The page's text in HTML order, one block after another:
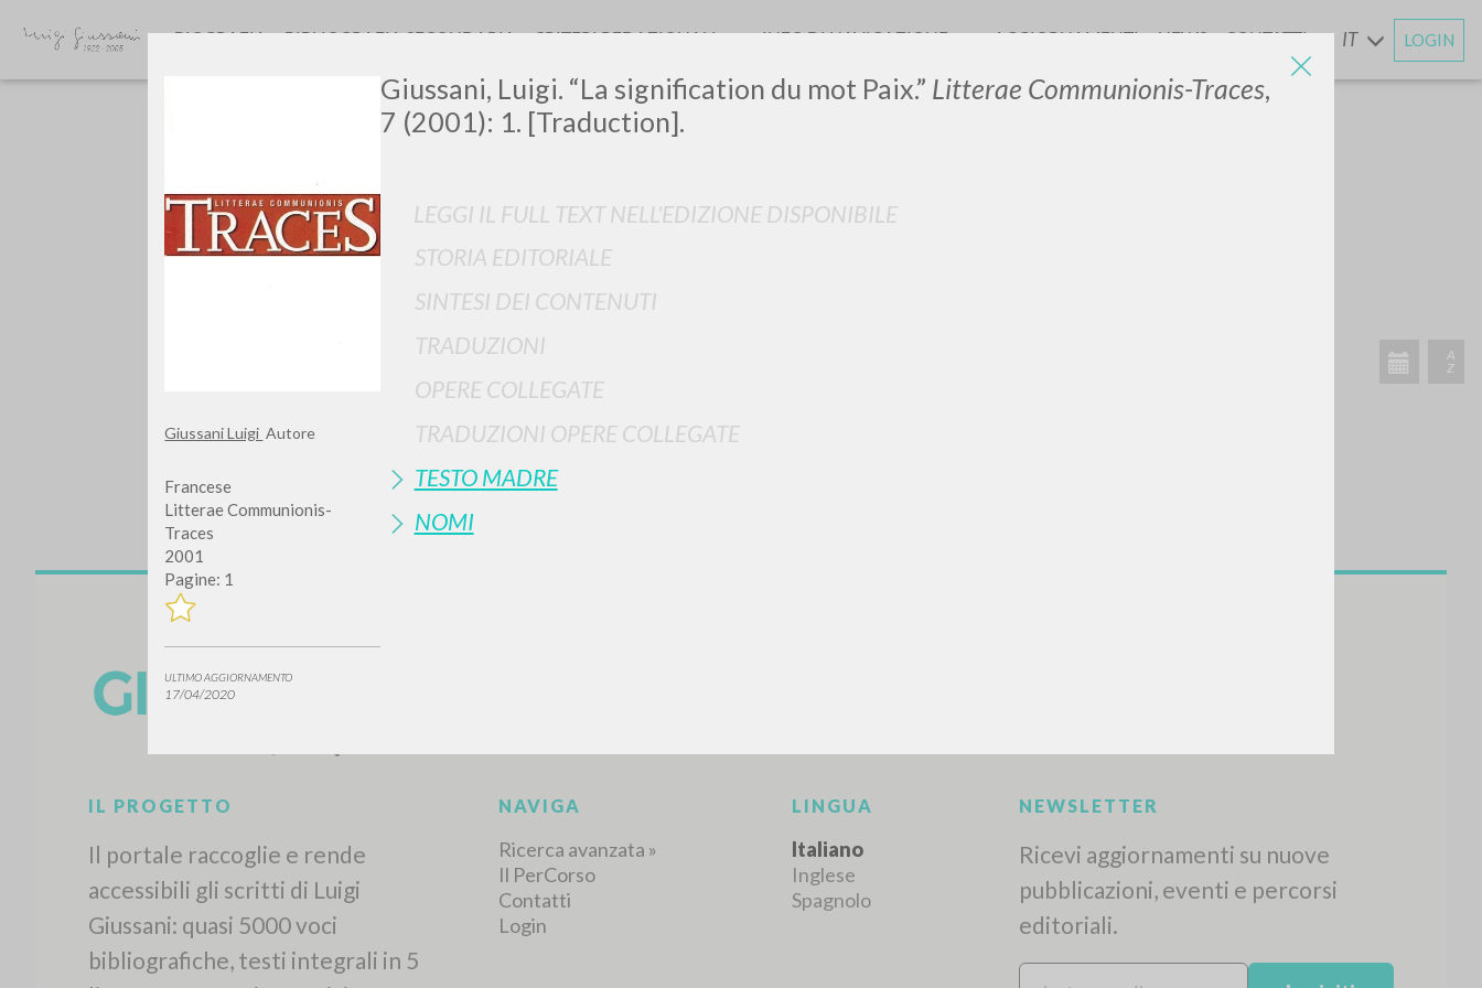
Giussani Luigi Autore
Francese
Litterae Communionis-
Traces
2001
Pagine: 1
ULTIMO AGGIORNAMENTO
17/04/2020
Giussani, Luigi. “La signification du mot Paix.” Litterae Communionis-Traces,
7 (2001): 1. [Traduction].
LEGGI IL FULL TEXT NELL'EDIZIONE DISPONIBILE
STORIA EDITORIALE
SINTESI DEI CONTENUTI
TRADUZIONI
OPERE COLLEGATE
TRADUZIONI OPERE COLLEGATE
TESTO MADRE
NOMI
LUIGI
GIUSSANI
scritti
BIOGRAFIA BIBLIOGRAFIA SECONDARIA CRITERI REDAZIONALI INFO DI NAVIGAZIONE AGGIORNAMENTIENEWS CONTATTI IT LOGIN
TIPOLOGIA OPERA LINGUA ATTIVITÀ RECENTI